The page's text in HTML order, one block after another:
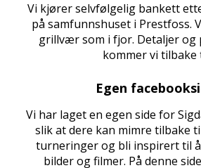
Vi kjører selvfølgelig bankett
på samfunnshuset i Prestfoss.
grillvær som i fjor. Detaljer og
kommer vi tilbake
Egen
Vi har laget en egen side for
slik at dere kan mimre tilbake
turneringer og bli inspirert til å
bilder og filmer. På denne